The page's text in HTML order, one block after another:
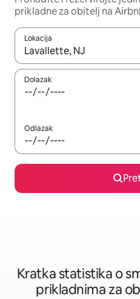
prikladne za obitelj na
Lokacija
Kada budu dostupni
Dolazak
Odlazak
Kratka statistika o
prikladnima za